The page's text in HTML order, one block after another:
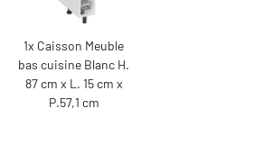
1x Caisson Meuble
bas cuisine Blanc H.
87 cm x L. 15 cm x
P.57,1 cm